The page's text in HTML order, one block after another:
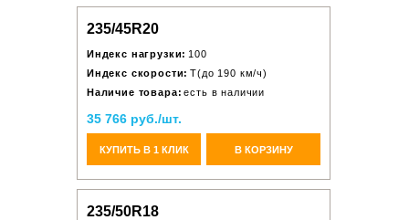
235/45R20
Индекс нагрузки: 100
Индекс скорости: T(до 190 км/ч)
Наличие товара: есть в наличии
35 766 руб./шт.
КУПИТЬ В 1 КЛИК В КОРЗИНУ
235/50R18